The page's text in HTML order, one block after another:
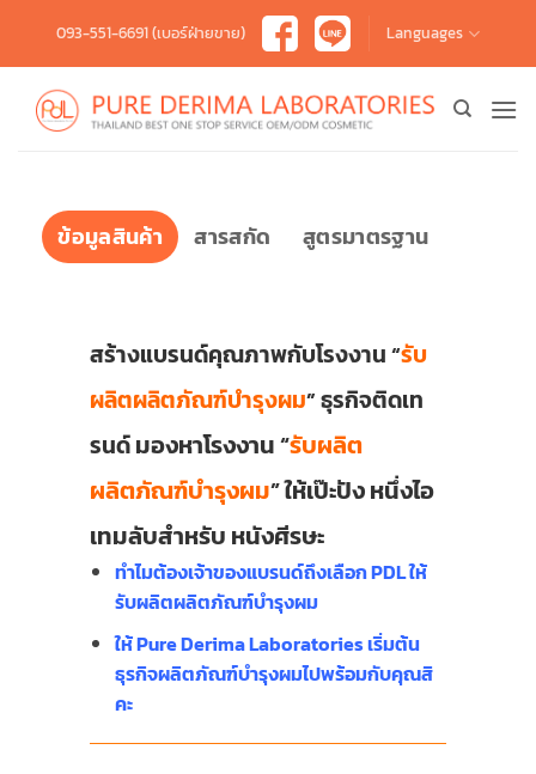
content
093-551-6691 (เบอร์ฝ่ายขาย) Languages
ข้อมูลสินค้า สารสกัด สูตรมาตรฐาน
สร้างแบรนด์คุณภาพกับโรงงาน “รับ
ผลิตผลิตภัณฑ์บำรุงผม” ธุรกิจติดเท
รนด์มองหาโรงงาน “รับผลิต
ผลิตภัณฑ์บำรุงผม” ให้เป๊ะปัง หนึ่งไอ
เทมลับสำหรับ หนังศีรษะ
ทำไมต้องเจ้าของแบรนด์ถึงเลือก PDL ให้
รับผลิตผลิตภัณฑ์บำรุงผม
ให้ Pure Derima Laboratories เริ่มต้น
ธุรกิจผลิตภัณฑ์บำรุงผมไปพร้อมกับคุณสิ
คะ